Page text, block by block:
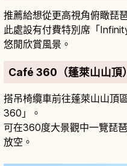
推薦給想從更高視角俯瞰琵
此處設有付費特別席「
悠閒欣賞風景。
Café 360（蓬萊山山頂）
搭吊椅纜車前往蓬萊山山頂
360」。
可在360度大景觀中一覽琵
放空。